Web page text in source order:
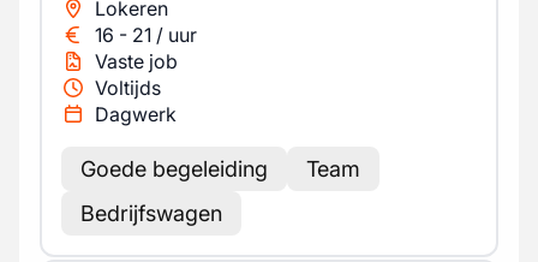
Lokeren
16 - 21 / uur
Vaste job
Voltijds
Dagwerk
Goede begeleiding
Team
Bedrijfswagen